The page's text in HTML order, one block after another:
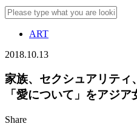
ART
2018.10.13
家族、セクシュアリテ
「愛について」をアジ
Share